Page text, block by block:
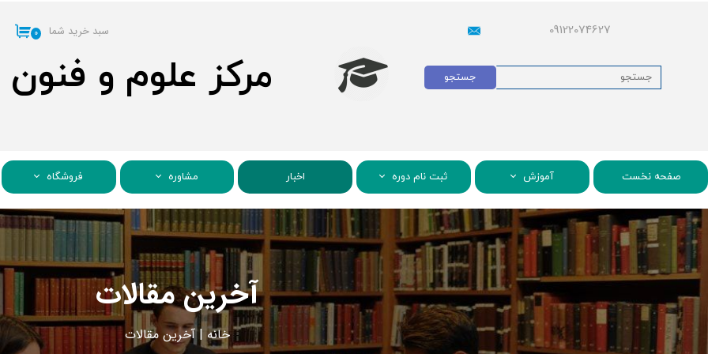
09122074627
مرکز علوم و فنون
۰ سبد خرید شما
جستجو
صفحه نخست آموزش ثبت نام دوره اخبار مشاوره فروشگاه
آخرین مقالات
خانه |آخرین مقالات